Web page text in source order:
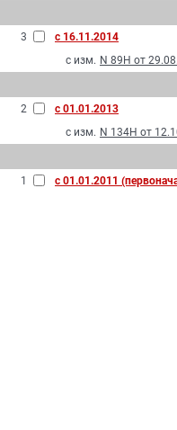
3
с 16.11.2014
с изм. N 89Н от
2
с 01.01.2013
с изм. N 134Н от
1 с 01.01.2011